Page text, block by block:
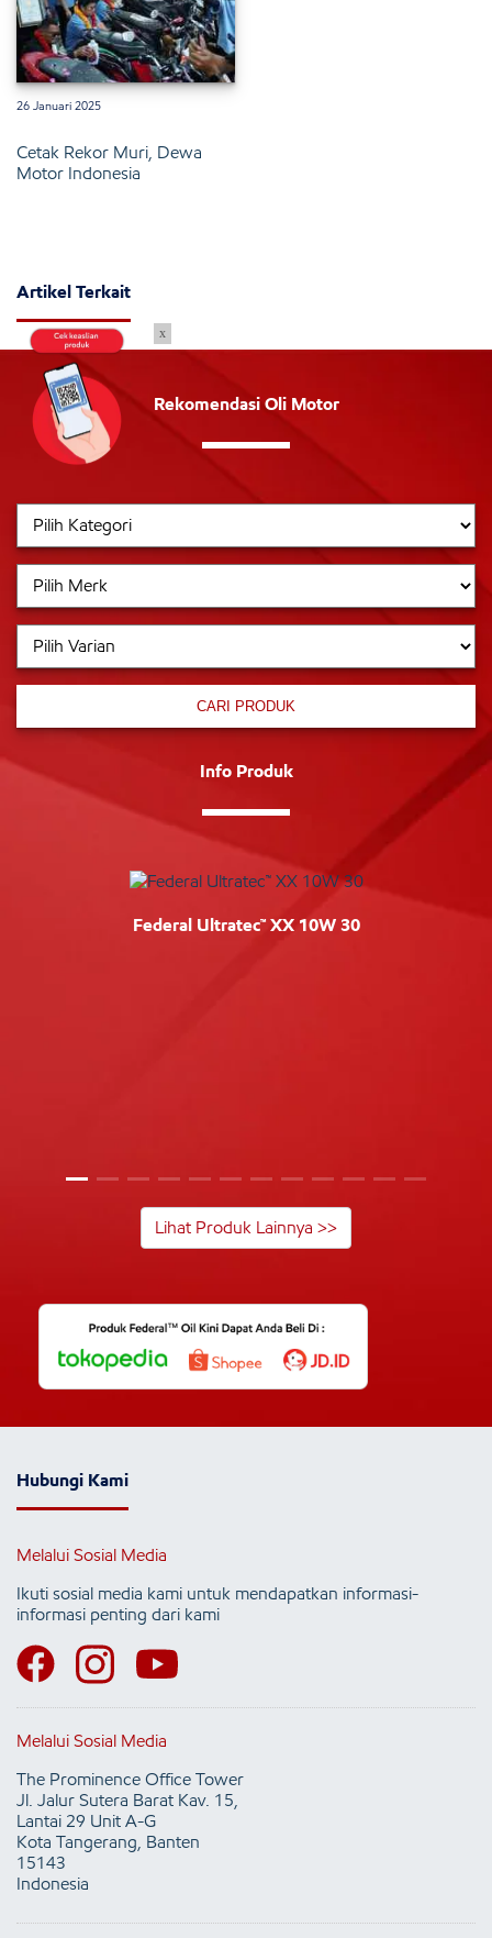
26 Januari 2025
Cetak Rekor Muri, Dewa
Motor Indonesia
Artikel Terkait
Rekomendasi Oli Motor
CARI PRODUK
Info Produk
Federal Ultratec™ XX 10W 30
Lihat Produk Lainnya >>
Hubungi Kami
Melalui Sosial Media
Ikuti sosial media kami untuk mendapatkan informasi-
informasi penting dari kami
Melalui Sosial Media
The Prominence Office Tower
Jl. Jalur Sutera Barat Kav. 15,
Lantai 29 Unit A-G
Kota Tangerang, Banten
15143
Indonesia
x